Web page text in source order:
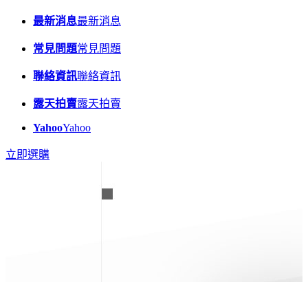
最新消息最新消息
常見問題常見問題
聯絡資訊聯絡資訊
露天拍賣露天拍賣
YahooYahoo
立即選購